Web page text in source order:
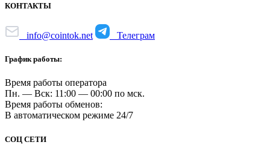
КОНТАКТЫ
info@cointok.net Телеграм
График работы:
Время работы оператора
Пн. — Вск: 11:00 — 00:00 по мск.
Время работы обменов:
В автоматическом режиме 24/7
СОЦ СЕТИ